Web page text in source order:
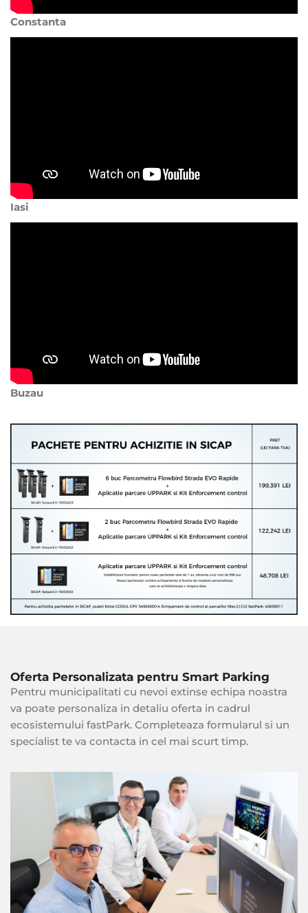
Constanta
Iasi
Buzau
Oferta Personalizata pentru Smart Parking
Pentru municipalitati cu nevoi extinse echipa noastra
va poate personaliza in detaliu oferta in cadrul
ecosistemului fastPark. Completeaza formularul si un
specialist te va contacta in cel mai scurt timp.